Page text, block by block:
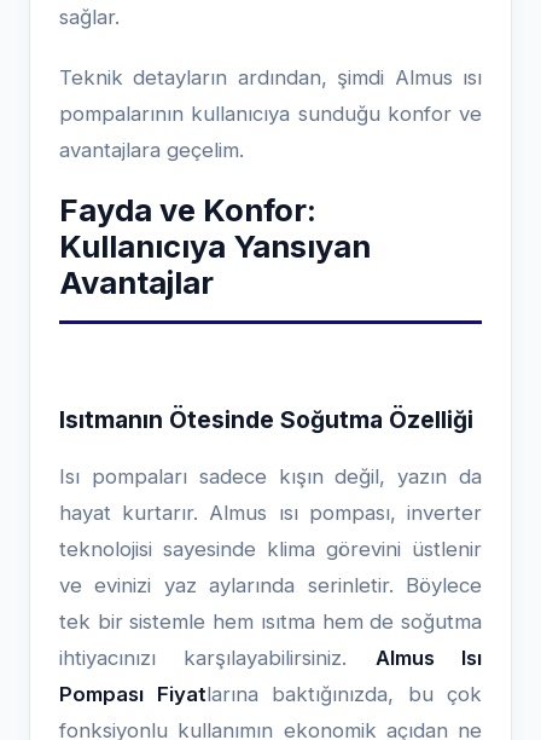
sağlar.
Teknik detayların ardından, şimdi Almus ısı
pompalarının kullanıcıya sunduğu konfor ve
avantajlara geçelim.
Fayda ve Konfor:
Kullanıcıya Yansıyan
Avantajlar
Isıtmanın Ötesinde Soğutma Özelliği
Isı pompaları sadece kışın değil, yazın da
hayat kurtarır. Almus ısı pompası, inverter
teknolojisi sayesinde klima görevini üstlenir
ve evinizi yaz aylarında serinletir. Böylece
tek bir sistemle hem ısıtma hem de soğutma
ihtiyacınızı karşılayabilirsiniz. Almus Isı
Pompası Fiyatlarına baktığınızda, bu çok
fonksiyonlu kullanımın ekonomik açıdan ne